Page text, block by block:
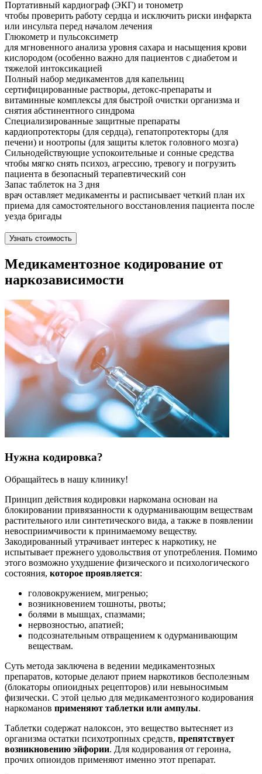
Портативный кардиограф (ЭКГ) и тонометр
чтобы проверить работу сердца и исключить риски инфаркта
или инсульта перед началом лечения
Глюкометр и пульсоксиметр
для мгновенного анализа уровня сахара и насыщения крови
кислородом (особенно важно для пациентов с диабетом и
тяжелой интоксикацией
Полный набор медикаментов для капельниц
сертифицированные растворы, детокс-препараты и
витаминные комплексы для быстрой очистки организма и
снятия абстинентного синдрома
Специализированные защитные препараты
кардиопротекторы (для сердца), гепатопротекторы (для
печени) и ноотропы (для защиты клеток головного мозга)
Сильнодействующие успокоительные и сонные средства
чтобы мягко снять психоз, агрессию, тревогу и погрузить
пациента в безопасный терапевтический сон
Запас таблеток на 3 дня
врач оставляет медикаменты и расписывает четкий план их
приема для самостоятельного восстановления пациента после
уезда бригады
Узнать стоимость
Медикаментозное кодирование от
наркозависимости
Нужна кодировка?
Обращайтесь в нашу клинику!
Принцип действия кодировки наркомана основан на
блокировании привязанности к одурманивающим веществам
растительного или синтетического вида, а также в появлении
невосприимчивости к принимаемому веществу.
Закодированный утрачивает интерес к наркотику, не
испытывает прежнего удовольствия от употребления. Помимо
этого возможно ухудшение физического и психологического
состояния, которое проявляется:
головокружением, мигренью;
возникновением тошноты, рвоты;
болями в мышцах, спазмами;
нервозностью, апатией;
подсознательным отвращением к одурманивающим
веществам.
Суть метода заключена в ведении медикаментозных
препаратов, которые делают прием наркотиков бесполезным
(блокаторы опиоидных рецепторов) или невыносимым
физически. С этой целью для медикаментозного кодирования
наркоманов применяют таблетки или ампулы.
Таблетки содержат налоксон, это вещество вытесняет из
организма остатки психотропных средств, препятствует
возникновению эйфории. Для кодирования от героина,
прочих опиоидов применяют именно этот препарат.